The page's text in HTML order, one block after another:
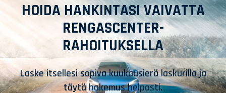
HOIDA HANKINTASI VAIVATTA
RENGASCENTER-
RAHOITUKSELLA
Laske itsellesi sopiva kuukausierä laskurilla ja
täytä hakemus helposti.